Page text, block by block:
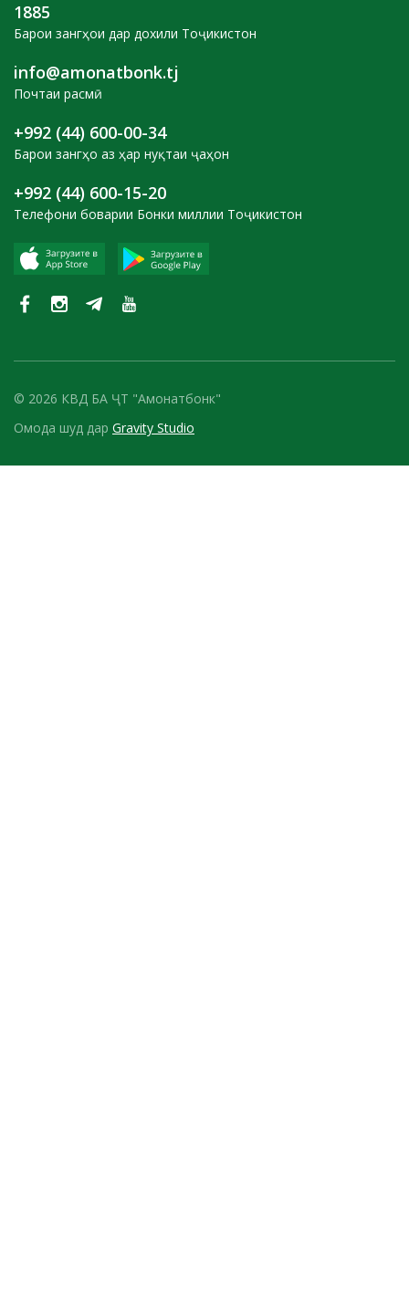
1885
Барои зангҳои дар дохили Тоҷикистон
info@amonatbonk.tj
Почтаи расмӣ
+992 (44) 600-00-34
Барои зангҳо аз ҳар нуқтаи ҷаҳон
+992 (44) 600-15-20
Телефони боварии Бонки миллии Тоҷикистон
© 2026 КВД БА ҶТ "Амонатбонк"
Омода шуд дар Gravity Studio